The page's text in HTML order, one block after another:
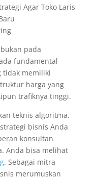
pada
fundamental
tidak memiliki
harga yang
trafiknya tinggi.
teknis algoritma,
bisnis Anda
konsultan
Anda bisa melihat
. Sebagai mitra
merumuskan